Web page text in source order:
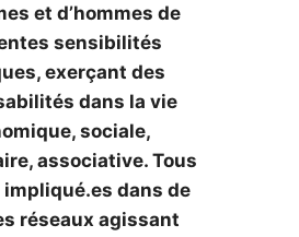
et d’hommes de
sensibilités
exerçant des
dans la vie
sociale,
associative. Tous
dans de
réseaux agissant